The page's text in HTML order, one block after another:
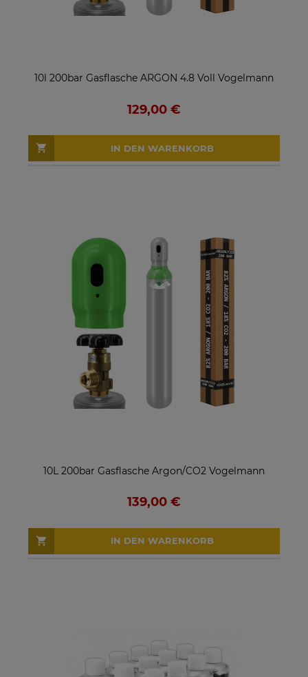
10l 200bar Gasflasche ARGON 4.8 Voll Vogelmann
129,00 €
IN DEN WARENKORB
10L 200bar Gasflasche Argon/CO2 Vogelmann
139,00 €
IN DEN WARENKORB